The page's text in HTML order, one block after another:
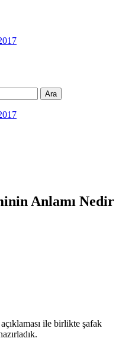
Anlamı Nedir
ile birlikte şafak